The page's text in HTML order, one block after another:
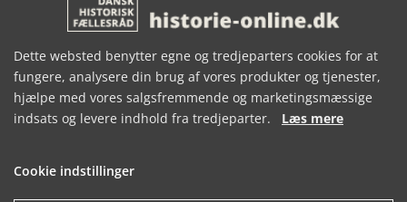
baggrund af en imponerende research fortæller den hidtil
glemte historie om danske farmaceuters grænseløse
således anbefales på det varmeste.
[Historie-online.dk, den 13. december 2023]
Dette websted benytter egne og tredjeparters cookies for at
fungere, analysere din brug af vores produkter og tjenester,
hjælpe med vores salgsfremmende og marketingsmæssige
indsats og levere indhold fra tredjeparter. Læs mere
Cookie indstillinger